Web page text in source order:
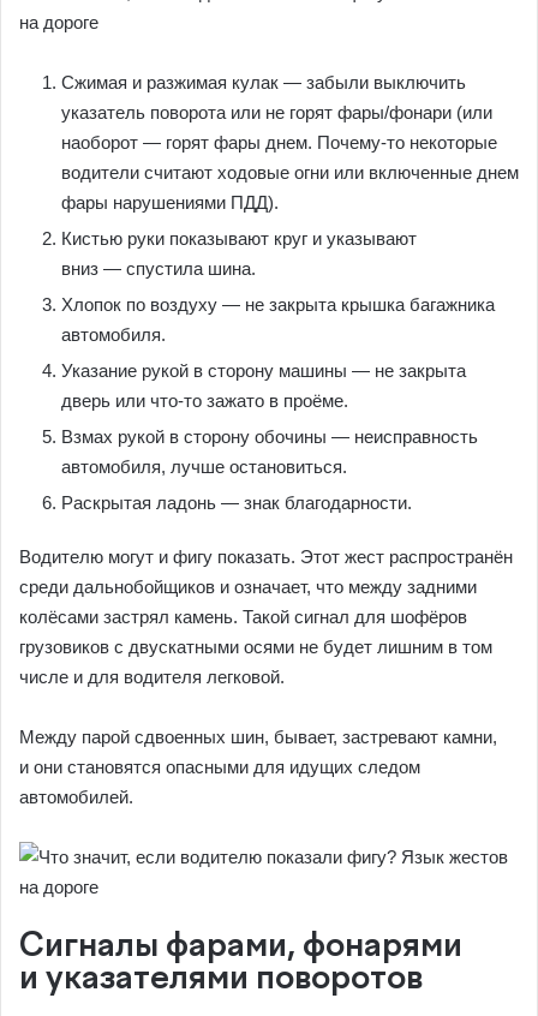
Сжимая и разжимая кулак — забыли выключить
указатель поворота или не горят фары/фонари (или
наоборот — горят фары днем. Почему-то некоторые
водители считают ходовые огни или включенные днем
фары нарушениями ПДД).
Кистью руки показывают круг и указывают
вниз — спустила шина.
Хлопок по воздуху — не закрыта крышка багажника
автомобиля.
Указание рукой в сторону машины — не закрыта
дверь или что-то зажато в проёме.
Взмах рукой в сторону обочины — неисправность
автомобиля, лучше остановиться.
Раскрытая ладонь — знак благодарности.
Водителю могут и фигу показать. Этот жест распространён
среди дальнобойщиков и означает, что между задними
колёсами застрял камень. Такой сигнал для шофёров
грузовиков с двускатными осями не будет лишним в том
числе и для водителя легковой.
Между парой сдвоенных шин, бывает, застревают камни,
и они становятся опасными для идущих следом
автомобилей.
Сигналы фарами, фонарями
и указателями поворотов